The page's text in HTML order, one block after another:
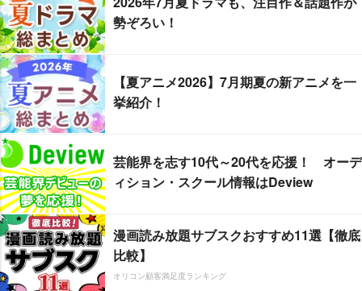
勢ぞろい！
【夏アニメ2026】7月期夏の新アニメを一
挙紹介！
芸能界を志す10代～20代を応援！ オーデ
ィション・スクール情報はDeview
漫画読み放題サブスクおすすめ11選【徹底
比較】
オリコン顧客満足度ランキング